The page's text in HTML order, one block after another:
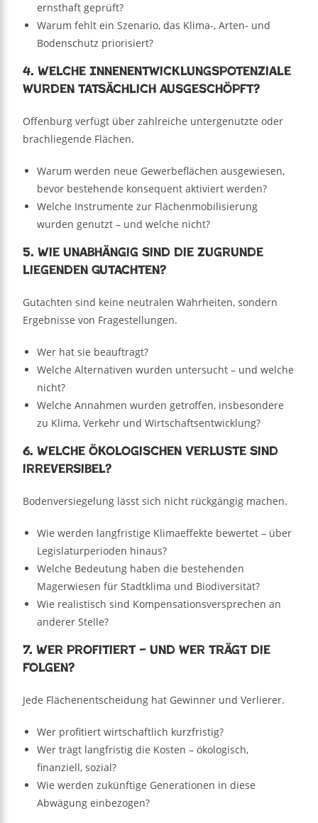
ernsthaft geprüft?
Warum fehlt ein Szenario, das Klima-, Arten- und
Bodenschutz priorisiert?
4. Welche Innenentwicklungspotenziale
wurden tatsächlich ausgeschöpft?
Offenburg verfügt über zahlreiche untergenutzte oder
brachliegende Flächen.
Warum werden neue Gewerbeflächen ausgewiesen,
bevor bestehende konsequent aktiviert werden?
Welche Instrumente zur Flächenmobilisierung
wurden genutzt – und welche nicht?
5. Wie unabhängig sind die zugrunde
liegenden Gutachten?
Gutachten sind keine neutralen Wahrheiten, sondern
Ergebnisse von Fragestellungen.
Wer hat sie beauftragt?
Welche Alternativen wurden untersucht – und welche
nicht?
Welche Annahmen wurden getroffen, insbesondere
zu Klima, Verkehr und Wirtschaftsentwicklung?
6. Welche ökologischen Verluste sind
irreversibel?
Bodenversiegelung lässt sich nicht rückgängig machen.
Wie werden langfristige Klimaeffekte bewertet – über
Legislaturperioden hinaus?
Welche Bedeutung haben die bestehenden
Magerwiesen für Stadtklima und Biodiversität?
Wie realistisch sind Kompensationsversprechen an
anderer Stelle?
7. Wer profitiert – und wer trägt die
Folgen?
Jede Flächenentscheidung hat Gewinner und Verlierer.
Wer profitiert wirtschaftlich kurzfristig?
Wer trägt langfristig die Kosten – ökologisch,
finanziell, sozial?
Wie werden zukünftige Generationen in diese
Abwägung einbezogen?